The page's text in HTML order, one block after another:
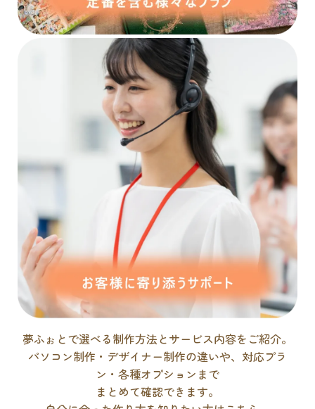
夢ふぉとで選べる制作方法とサービス内容をご紹介。
パソコン制作・デザイナー制作の違いや、対応プラ
ン・各種オプションまで
まとめて確認できます。